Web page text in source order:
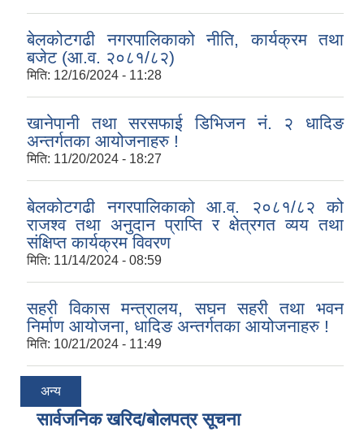
बेलकोटगढी नगरपालिकाको नीति, कार्यक्रम तथा
बजेट (आ.व. २०८१/८२)
मिति: 12/16/2024 - 11:28
खानेपानी तथा सरसफाई डिभिजन नं. २ धादिङ
अन्तर्गतका आयोजनाहरु !
मिति: 11/20/2024 - 18:27
बेलकोटगढी नगरपालिकाको आ.व. २०८१/८२ को
राजश्व तथा अनुदान प्राप्ति र क्षेत्रगत व्यय तथा
संक्षिप्त कार्यक्रम विवरण
मिति: 11/14/2024 - 08:59
सहरी विकास मन्त्रालय, सघन सहरी तथा भवन
निर्माण आयोजना, धादिङ अन्तर्गतका आयोजनाहरु !
मिति: 10/21/2024 - 11:49
अन्य
सार्वजनिक खरिद/बोलपत्र सूचना